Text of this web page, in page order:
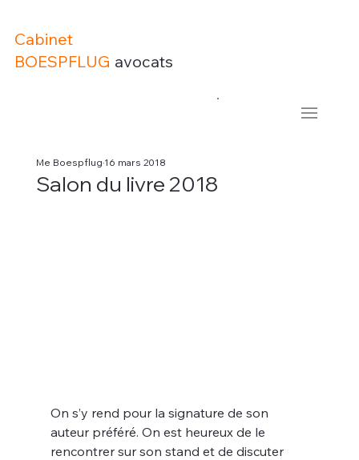
Cabinet
BOESPFLUG avocats
Salon du livre 2018
Me Boespflug16 mars 2018
On s’y rend pour la signature de son
auteur préféré. On est heureux de le
rencontrer sur son stand et de discuter